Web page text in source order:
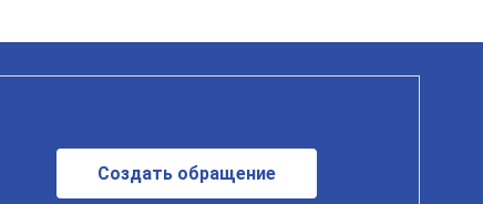
Создать обращение